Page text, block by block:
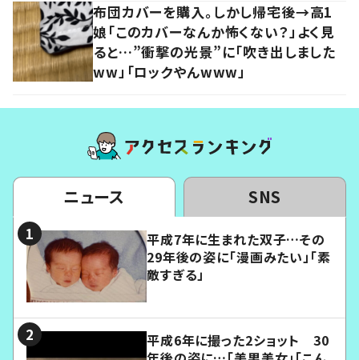
布団カバーを購入。しかし帰宅後→高1
娘「このカバーなんか怖くない？」よく見
ると…”衝撃の光景”に「吹き出しました
ww」「ロックやんwww」
ニュース SNS
平成7年に生まれた双子…その
29年後の姿に「漫画みたい」「素
敵すぎる」
平成6年に撮った2ショット 30